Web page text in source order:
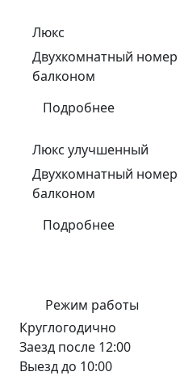
Люкс
Двухкомнатный
балконом
Подробнее
Люкс улучшенный
Двухкомнатный
балконом
Подробнее
Режим работы
Круглогодично
Заезд после 12:00
Выезд до 10:00